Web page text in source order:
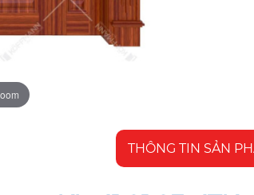
THÔNG TIN SẢN